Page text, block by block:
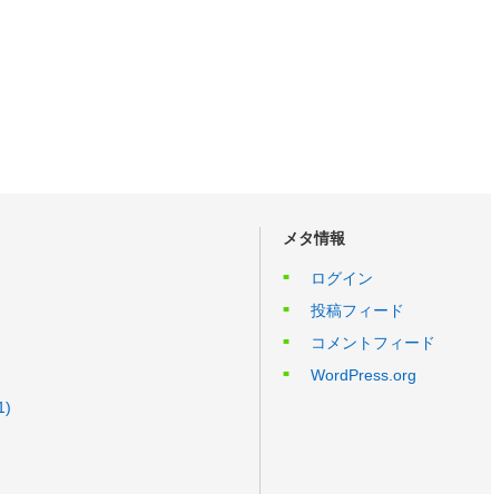
メタ情報
ログイン
投稿フィード
コメントフィード
WordPress.org